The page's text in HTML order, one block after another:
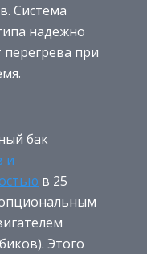
Система
надежно
при
бак
и
в 25
Этого